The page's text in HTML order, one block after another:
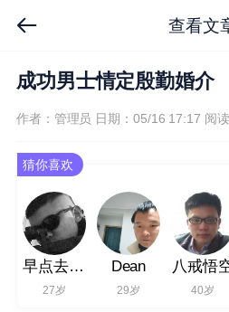
查看文
成功男士情定殷勤婚介
作者：管理员 日期：05/16 17:17 阅
猜你喜欢
早点去不了
27岁
Dean
29岁
八戒悟
40岁